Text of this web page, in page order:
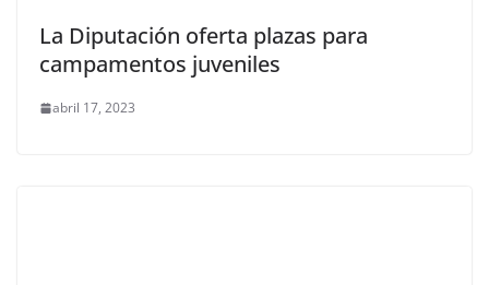
La Diputación oferta plazas para
campamentos juveniles
abril 17, 2023